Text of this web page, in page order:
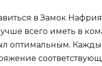
в Замок
всего иметь в
оптимальным.